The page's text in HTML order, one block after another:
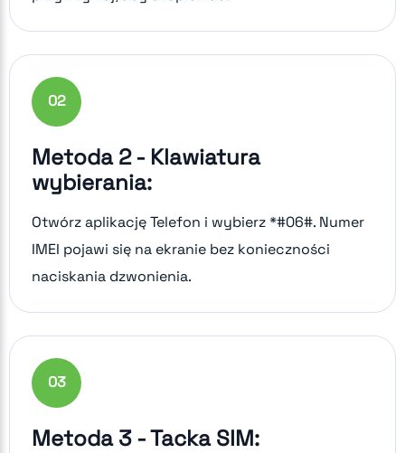
02
Metoda 2 - Klawiatura
wybierania:
Otwórz aplikację Telefon i wybierz *#06#. Numer
IMEI pojawi się na ekranie bez konieczności
naciskania dzwonienia.
03
Metoda 3 - Tacka SIM: